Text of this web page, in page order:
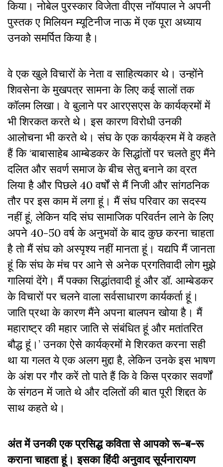
किया। नोबेल पुरस्कार विजेता वीएस नॉयपाल ने अपनी
पुस्तक ए मिलियन म्यूटिनीज नाऊ में एक पूरा अध्याय
उनको समर्पित किया है।
वे एक खुले विचारों के नेता व साहित्यकार थे। उन्होंने
शिवसेना के मुखपत्र सामना के लिए कई सालों तक
कॉलम लिखा। वे बुलाने पर आरएसएस के कार्यक्रमों में
भी शिरकत करते थे। इस कारण विरोधी उनकी
आलोचना भी करते थे। संघ के एक कार्यक्रम में वे कहते
हैं कि ‘बाबासाहेब आम्बेडकर के सिद्धांतों पर चलते हुए मैंने
दलित और सवर्ण समाज के बीच सेतु बनाने का व्रत
लिया है और पिछले 40 वर्षों से मैं निजी और सांगठनिक
तौर पर इस काम में लगा हूं। मैं संघ परिवार का सदस्य
नहीं हूं, लेकिन यदि संघ सामाजिक परिवर्तन लाने के लिए
अपने 40-50 वर्ष के अनुभवों के बाद कुछ करना चाहता
है तो मैं संघ को अस्पृश्य नहीं मानता हूं। यद्यपि मैं जानता
हूं कि संघ के मंच पर आने से अनेक प्रगतिवादी लोग मुझे
गालियां देंगे। मैं पक्का सिद्धांतवादी हूं और डॉ. आम्बेडकर
के विचारों पर चलने वाला सर्वसाधारण कार्यकर्ता हूं।
जाति प्रथा के कारण मैंने अपना बालपन खोया है। मैं
महाराष्ट्र की महार जाति से संबंधित हूं और मतांतरित
बौद्ध हूं।’ उनका ऐसे कार्यक्रमों मे शिरकत करना सही
था या गलत ये एक अलग मुद्दा है, लेकिन उनके इस भाषण
के अंश पर गौर करें तो पाते हैं कि वे किस प्रकार सवर्णों
के संगठन में जाते थे और दलितों की बात पूरी शिद्दत के
साथ कहते थे।
अंत में उनकी एक प्रसिद्ध कविता से आपको रू-ब-रू
कराना चाहता हूं। इसका हिंदी अनुवाद सूर्यनारायण